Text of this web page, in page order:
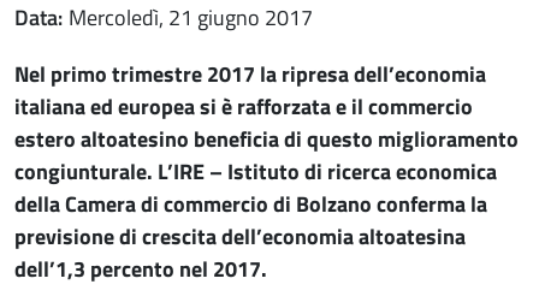
Data
mercoledì, 21 giugno 2017
Nel primo trimestre 2017 la ripresa dell’economia
italiana ed europea si è rafforzata e il commercio
estero altoatesino beneficia di questo miglioramento
congiunturale. L’IRE – Istituto di ricerca economica
della Camera di commercio di Bolzano conferma la
previsione di crescita dell’economia altoatesina
dell’1,3 percento nel 2017.